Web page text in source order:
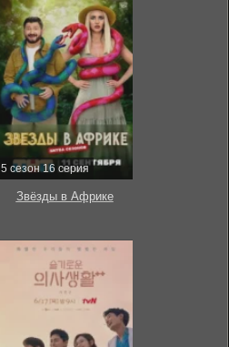
5 сезон 16 серия
Звёзды в Африке